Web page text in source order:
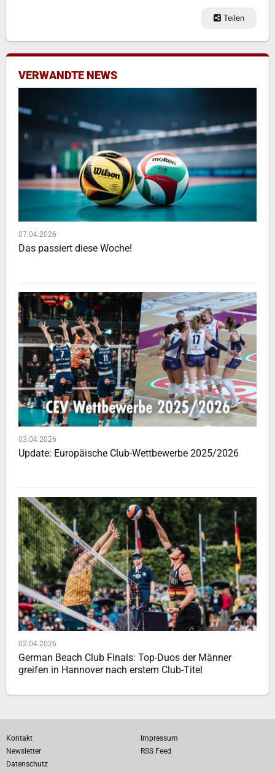
Teilen
VERWANDTE NEWS
07.04.2026
Das passiert diese Woche!
03.04.2026
Update: Europäische Club-Wettbewerbe 2025/2026
02.04.2026
German Beach Club Finals: Top-Duos der Männer
greifen in Hannover nach erstem Club-Titel
Kontakt
Impressum
Newsletter
RSS Feed
Datenschutz